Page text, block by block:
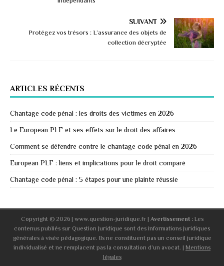
SUIVANT
Protégez vos trésors : L’assurance des objets de
collection décryptée
ARTICLES RÉCENTS
Chantage code pénal : les droits des victimes en 2026
Le European PLF et ses effets sur le droit des affaires
Comment se défendre contre le chantage code pénal en 2026
European PLF : liens et implications pour le droit comparé
Chantage code pénal : 5 étapes pour une plainte réussie
Copyright © 2026 | www.question-juridique.fr | Avertissement :Les
contenus publiés sur Question Juridique sont des informations juridiques
générales à visée pédagogique. Ils ne constituent pas un conseil juridique
individualisé et ne remplacent pas la consultation d’un avocat. | Mentions
légales